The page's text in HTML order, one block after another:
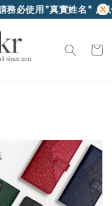
"真實姓名"，以便超商